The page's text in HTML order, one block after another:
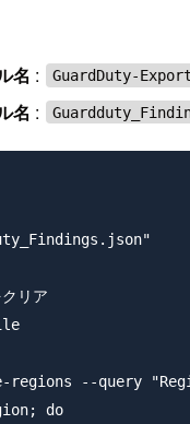
名 : GuardDuty-
名 :
リア
regions --query
do